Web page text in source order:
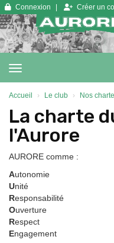
Connexion Créer un
Accueil Le club Nos
La charte
l'Aurore
AURORE comme :
Autonomie
Unité
Responsabilité
Ouverture
Respect
Engagement
Panneau de gestion des